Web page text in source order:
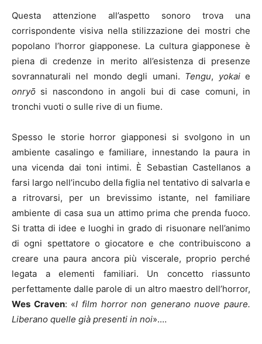
Questa attenzione all’aspetto sonoro trova una
corrispondente visiva nella stilizzazione dei mostri che
popolano l’horror giapponese. La cultura giapponese è
piena di credenze in merito all’esistenza di presenze
sovrannaturali nel mondo degli umani. Tengu, yokaie
onryō si nascondono in angoli bui di case comuni, in
tronchi vuoti o sulle rive di un fiume.
Spesso le storie horror giapponesi si svolgono in un
ambiente casalingo e familiare, innestando la paura in
una vicenda dai toni intimi. È Sebastian Castellanos a
farsi largo nell’incubo della figlia nel tentativo di salvarla e
a ritrovarsi, per un brevissimo istante, nel familiare
ambiente di casa sua un attimo prima che prenda fuoco.
Si tratta di idee e luoghi in grado di risuonare nell’animo
di ogni spettatore o giocatore e che contribuiscono a
creare una paura ancora più viscerale, proprio perché
legata a elementi familiari. Un concetto riassunto
perfettamente dalle parole di un altro maestro dell’horror,
Wes Craven: «I film horror non generano nuove paure.
Liberano quelle già presenti in noi».…